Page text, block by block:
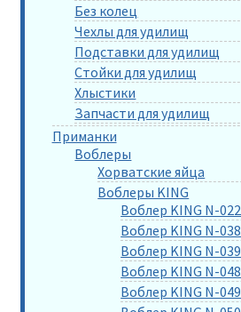
Без колец
Чехлы для удилищ
Подставки для удилищ
Стойки для удилищ
Хлыстики
Запчасти для удилищ
Приманки
Воблеры
Хорватские яйца
Воблеры KING
Воблер KING N-022
Воблер KING N-038
Воблер KING N-039
Воблер KING N-048
Воблер KING N-049